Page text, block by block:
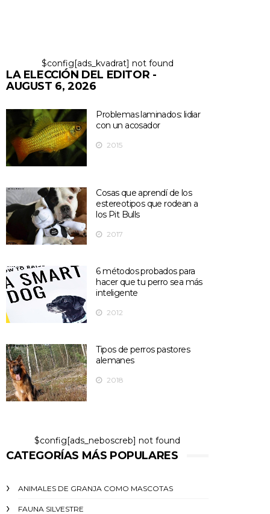
$config[ads_kvadrat] not found
LA ELECCIÓN DEL EDITOR -
AUGUST 6, 2026
Problemas laminados: lidiar
con un acosador
2015
Cosas que aprendí de los
estereotipos que rodean a
los Pit Bulls
2017
6 métodos probados para
hacer que tu perro sea más
inteligente
2012
Tipos de perros pastores
alemanes
2018
$config[ads_neboscreb] not found
CATEGORÍAS MÁS POPULARES
ANIMALES DE GRANJA COMO MASCOTAS
FAUNA SILVESTRE